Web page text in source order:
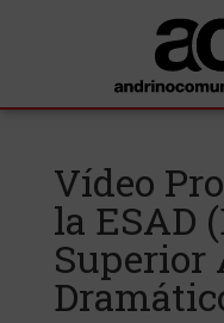
Vídeo
la ESAD
Superior